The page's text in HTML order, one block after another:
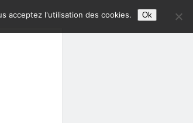
acceptez l'utilisation des cookies. Ok